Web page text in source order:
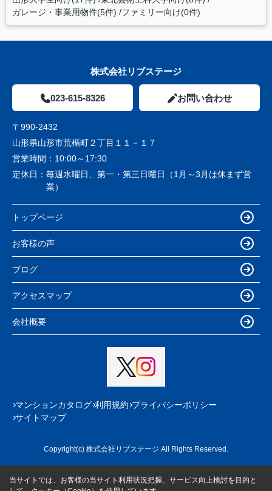
ガレージ・事業用物件(5件) ファミリー向け(0件)
株式会社リブステージ
023-615-8326 お問い合わせ
〒990-2432
山形県山形市荒楯町２丁目１１－１７
営業時間： 10:00～17:30
定休日： 毎週水曜日、第一・第三日曜日（1月～3月は休まず営
業）
トップページ
お客様の声
ブログ
アクセスマップ
会社概要
マンションカタログ 利用規約 プライバシーポリシー
サイトマップ
Copyright(c) 株式会社リブステージ All Rights Reserved.
当サイトでは、お客様の当サイト利用状況把握、サービス向上検討を目的と